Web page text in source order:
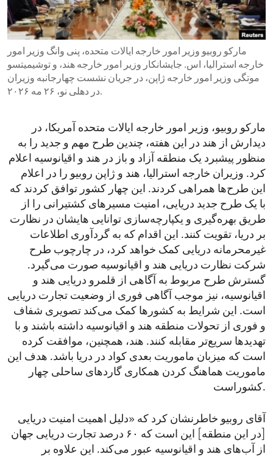
ENVIRONMENT AND HEALTH
IDEALS AND INSTITUTIONS
مارکو روبیو وزیر امور خارجه ایالات متحده، پنی وانگ وزیر امور
خارجه استرالیا، اس. جایشانکار وزیر امور خارجه هند، و توشیمیتسو
موتگی وزیر امور خارجه ژاپن، در جریان نشست چهارجانبه وزیران
در دهلی نو، ۲۶ مه ۲۰۲۶.
مارکو روبیو، وزیر امور خارجه ایالات متحده آمریکا، در
دیدارش از هند در این هفته، چندین طرح مهم و جدید را به
منظور پیشبرد یک منطقه آزاد و باز در هند و اقیانوسیه اعلام
کرد. وزیران خارجه استرالیا، هند و ژاپن روبیو را در اعلام
این طرح‌ها همراهی کردند. این چهار کشور توافق کردند که
با یک طرح جدید دریایی، امنیت مسیرهای کشتیرانی را از
طریق بهره‌گیری و یکپارچه‌‌سازی توانایی هایشان در نظارت
بر دریا، تقویت کنند. این اقدام که به گردآوری اطلاعات
غیرمحرمانه دریایی کمک خواهد کرد، در چارچوب طرح
شرکت نظارت دریایی هند و اقیانوسیه صورت می‌گیرد.
گسترش طرح مربوط به آگاهی از قلمرو دریایی هند و
اقیانوسیه، نیز موجب آگاهی فوری از وضعیت تجارت دریایی
است. این شرایط به کشورها کمک می‌کند تصویری شفاف
و فوری از تحولات منطقه هند و اقیانوسیه داشته باشند و با
تهدیدها سریع‌تر مقابله کنند. هند، همچنین، موافقت کرده
است که میزبان ماموریت بعدی کواد در دریا باشد. هدف این
ماموریت هماهنگ کردن همکاری گاردهای ساحلی چهار
کشوراست.
آقای روبیو خاطرنشان کرد که «دلیل اهمیت امنیت دریایی
[در این منطقه] این است که ۶۰ درصد تجارت دریایی جهان
از آب‌های هند و اقیانوسیه عبور می‌کند. این علاوه بر